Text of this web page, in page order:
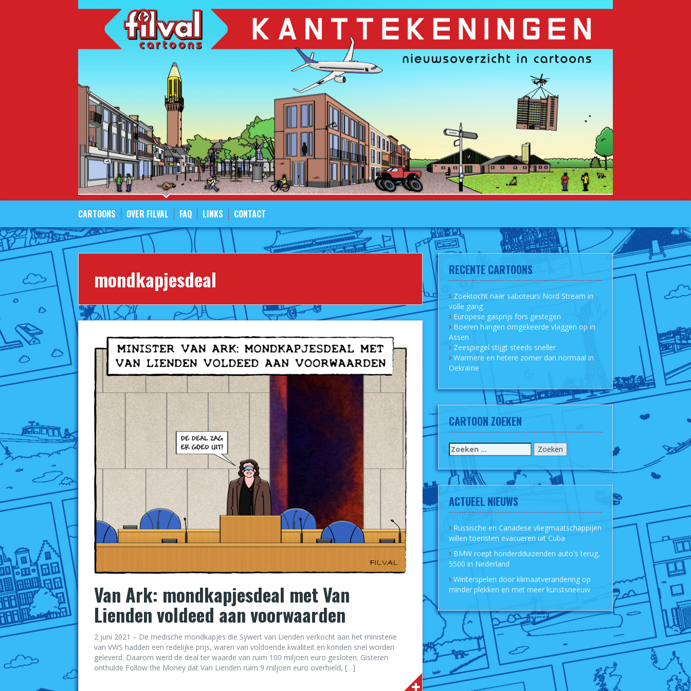
CARTOONS OVER FILVAL FAQ LINKS CONTACT
mondkapjesdeal
Van Ark: mondkapjesdeal met Van
Lienden voldeed aan voorwaarden
2 juni 2021 – De medische mondkapjes die Sywert van Lienden verkocht aan het ministerie
van VWS hadden een redelijke prijs, waren van voldoende kwaliteit en konden snel worden
geleverd. Daarom werd de deal ter waarde van ruim 100 miljoen euro gesloten. Gisteren
onthulde Follow the Money dat Van Lienden ruim 9 miljoen euro overhield, […]
RECENTE CARTOONS
Zoektocht naar saboteurs Nord Stream in
volle gang
Europese gasprijs fors gestegen
Boeren hangen omgekeerde vlaggen op in
Assen
Zeespiegel stijgt steeds sneller
Warmere en hetere zomer dan normaal in
Oekraïne
CARTOON ZOEKEN
Zoeken
naar:
ACTUEEL NIEUWS
Russische en Canadese vliegmaatschappijen
willen toeristen evacueren uit Cuba
BMW roept honderdduizenden auto's terug,
5500 in Nederland
Winterspelen door klimaatverandering op
minder plekken en met meer kunstsneeuw